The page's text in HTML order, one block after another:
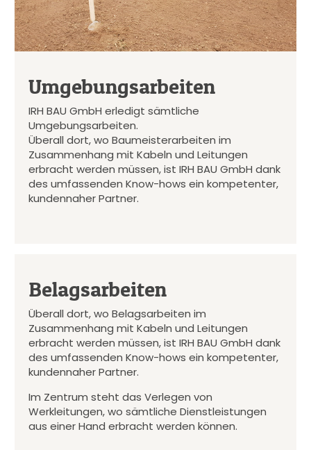
Umgebungsarbeiten
IRH BAU GmbH erledigt sämtliche
Umgebungsarbeiten.
Überall dort, wo Baumeisterarbeiten im
Zusammenhang mit Kabeln und Leitungen
erbracht werden müssen, ist IRH BAU GmbH dank
des umfassenden Know-hows ein kompetenter,
kundennaher Partner.
Belagsarbeiten
Überall dort, wo Belagsarbeiten im
Zusammenhang mit Kabeln und Leitungen
erbracht werden müssen, ist IRH BAU GmbH dank
des umfassenden Know-hows ein kompetenter,
kundennaher Partner.
Im Zentrum steht das Verlegen von
Werkleitungen, wo sämtliche Dienstleistungen
aus einer Hand erbracht werden können.